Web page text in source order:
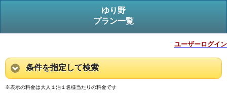
ゆり野
プラン一覧
ユーザーログイン
条件を指定して検索
※表示の料金は大人１泊１名様当たりの料金です